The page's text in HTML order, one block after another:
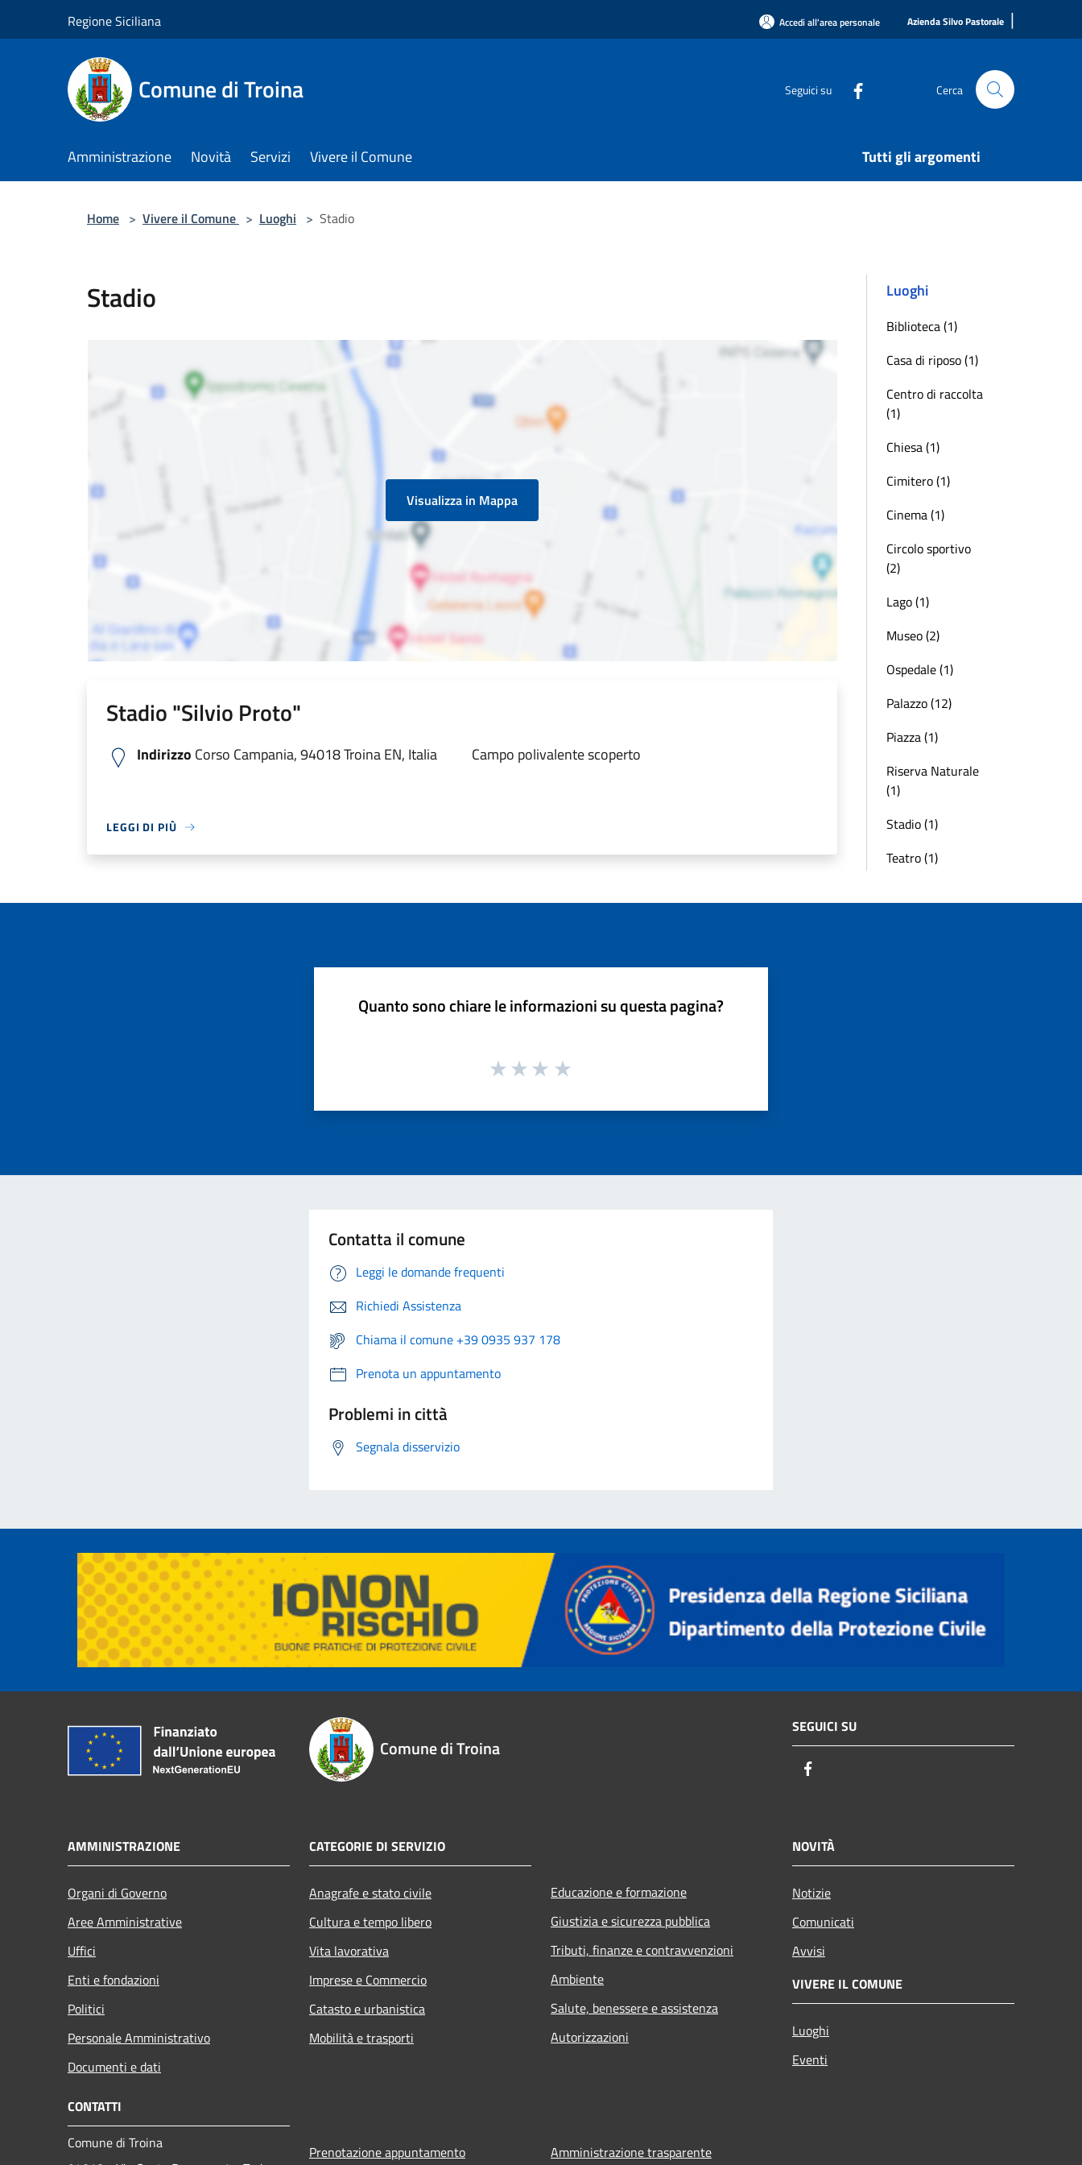
Regione Siciliana Accedi all'area personale Azienda Silvo Pastorale |
Comune di Troina Seguici su Cerca
Amministrazione Novità Servizi Vivere il Comune Tutti gli argomenti
Home > Vivere il Comune > Luoghi > Stadio
Stadio
Visualizza in Mappa
Stadio "Silvio Proto"
Indirizzo Corso Campania, 94018 Troina EN, Italia Campo polivalente scoperto
LEGGI DI PIÙ
Luoghi
Biblioteca (1)
Casa di riposo (1)
Centro di raccolta
(1)
Chiesa (1)
Cimitero (1)
Cinema (1)
Circolo sportivo
(2)
Lago (1)
Museo (2)
Ospedale (1)
Palazzo (12)
Piazza (1)
Riserva Naturale
(1)
Stadio (1)
Teatro (1)
Quanto sono chiare le informazioni su questa pagina?
Contatta il comune
Leggi le domande frequenti
Richiedi Assistenza
Chiama il comune +39 0935 937 178
Prenota un appuntamento
Problemi in città
Segnala disservizio
Comune di Troina
SEGUICI SU
AMMINISTRAZIONE
Organi di Governo
Aree Amministrative
Uffici
Enti e fondazioni
Politici
Personale Amministrativo
Documenti e dati
CATEGORIE DI SERVIZIO
Anagrafe e stato civile
Cultura e tempo libero
Vita lavorativa
Imprese e Commercio
Catasto e urbanistica
Mobilità e trasporti
Educazione e formazione
Giustizia e sicurezza pubblica
Tributi, finanze e contravvenzioni
Ambiente
Salute, benessere e assistenza
Autorizzazioni
NOVITÀ
Notizie
Comunicati
Avvisi
VIVERE IL COMUNE
Luoghi
Eventi
CONTATTI
Comune di Troina
Prenotazione appuntamento Amministrazione trasparente